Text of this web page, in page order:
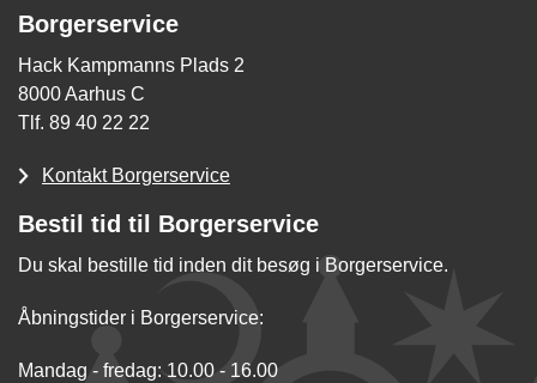
Borgerservice
Hack Kampmanns Plads 2
8000 Aarhus C
Tlf. 89 40 22 22
Kontakt Borgerservice
Bestil tid til Borgerservice
Du skal bestille tid inden dit besøg i Borgerservice.
Åbningstider i Borgerservice:
Mandag - fredag: 10.00 - 16.00